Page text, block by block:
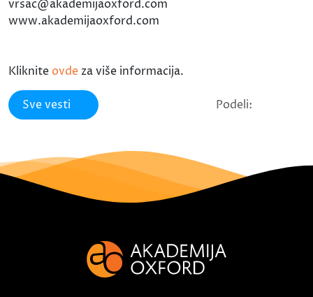
vrsac@akademijaoxford.com
www.akademijaoxford.com
Kliknite ovde za više informacija.
Sve vesti Podeli: